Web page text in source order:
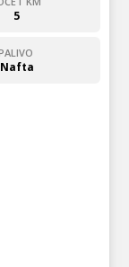
5
Nafta